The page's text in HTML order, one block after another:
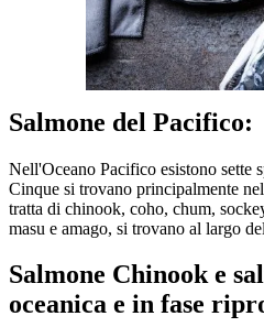
Salmone del Pacifico:
Nell'Oceano Pacifico esistono sette
Cinque si trovano principalmente
tratta di chinook, coho, chum,
masu e amago, si trovano al largo
Salmone Chinook e
oceanica e in fase